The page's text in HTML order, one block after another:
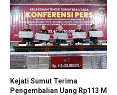
Kejati Sumut Terima
Pengembalian Uang Rp113 M